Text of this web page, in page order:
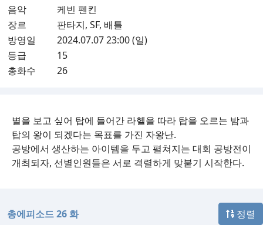
음악
케빈 펜킨
장르
판타지, SF, 배틀
방영일
2024.07.07 23:00 (일)
등급
15
총화수
26
별을 보고 싶어 탑에 들어간 라헬을 따라 탑을 오르는 밤과
탑의 왕이 되겠다는 목표를 가진 자왕난.
공방에서 생산하는 아이템을 두고 펼쳐지는 대회 공방전이
개최되자, 선별인원들은 서로 격렬하게 맞붙기 시작한다.
총에피소드 26 화 정렬